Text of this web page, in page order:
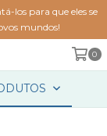
los para que eles se
mundos!
0